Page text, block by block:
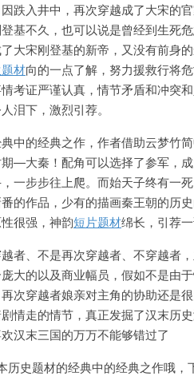
跌入井中，再次穿越成了大宋的
基不久，也可以说是曾经到生死
大宋刚登基的新帝，又没有前身
材向的一点了解，努力援救行将
考证严谨认真，情节矛盾和冲突
泪下，激烈引荐。
中的经典之作，作者借助云梦竹
—大秦！配角可以选择了参军，
一步步往上爬。而始天子终有一
的作品，少有的描画秦王朝的历
很强，神韵短片题材绵长，引荐一
者、不是再次穿越者、不穿越者
大的以及商业幅员，假如不是由
次穿越者娘亲对主角的协助还是
情走的情节，真正发掘了汉末历
汉末三国的万万不能够错过了
历史题材的经典中的经典之作哦，